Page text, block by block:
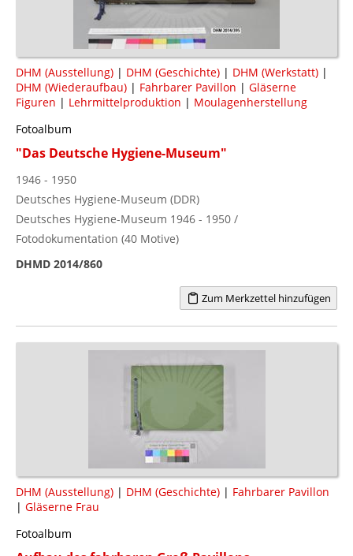
DHM (Ausstellung) | DHM (Geschichte) | DHM (Werkstatt) |
DHM (Wiederaufbau) | Fahrbarer Pavillon | Gläserne
Figuren | Lehrmittelproduktion | Moulagenherstellung
Fotoalbum
"Das Deutsche Hygiene-Museum"
1946 - 1950
Deutsches Hygiene-Museum (DDR)
Deutsches Hygiene-Museum 1946 - 1950 /
Fotodokumentation (40 Motive)
DHMD 2014/860
Zum Merkzettel hinzufügen
DHM (Ausstellung) | DHM (Geschichte) | Fahrbarer Pavillon
| Gläserne Frau
Fotoalbum